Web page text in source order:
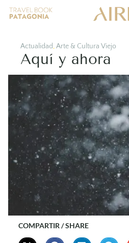
Actualidad,Arte & Cultura Viejo
Aquí y ahora
COMPARTIR / SHARE